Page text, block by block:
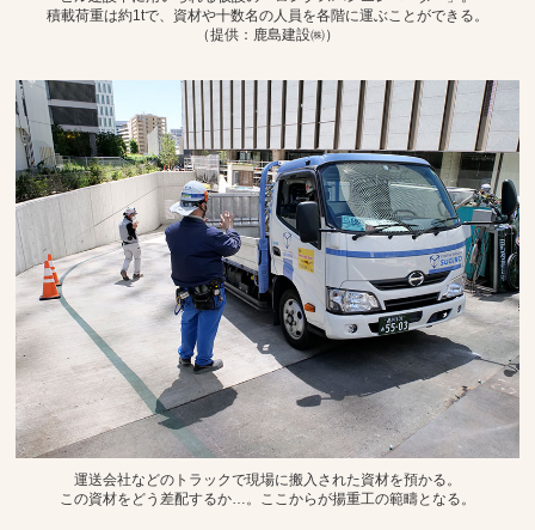
積載荷重は約1tで、資材や十数名の人員を各階に運ぶことができる。
（提供：鹿島建設㈱）
運送会社などのトラックで現場に搬入された資材を預かる。
この資材をどう差配するか…。ここからが揚重工の範疇となる。